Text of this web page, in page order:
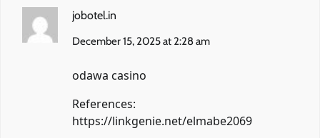
jobotel.in
December 15, 2025 at 2:28 am
odawa casino
References:
https://linkgenie.net/elmabe2069